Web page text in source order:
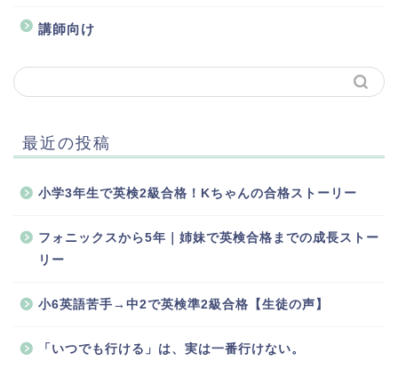
講師向け
最近の投稿
小学3年生で英検2級合格！Kちゃんの合格ストーリー
フォニックスから5年｜姉妹で英検合格までの成長ストー
リー
小6英語苦手→中2で英検準2級合格【生徒の声】
「いつでも行ける」は、実は一番行けない。